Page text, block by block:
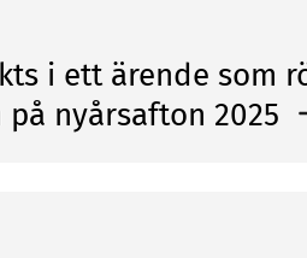
i ett ärende som
på nyårsafton 2025